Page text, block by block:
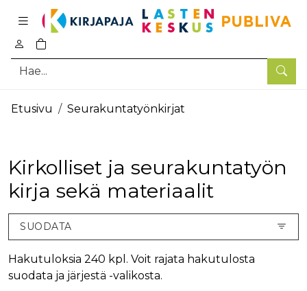
Hae
0
tuotetta ostoskorissa
Pääsisältö
Etusivu Seurakuntatyönkirjat
Kirkolliset ja seurakuntatyön
kirja sekä materiaalit
SUODATA
Hakutuloksia 240 kpl. Voit rajata hakutulosta
suodata ja järjestä -valikosta.